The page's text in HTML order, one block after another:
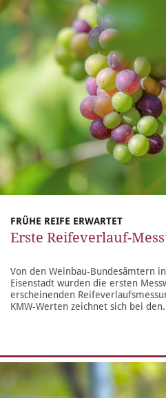
FRÜHE REIFE ERWARTET
Erste Reifeverlauf-
Von den Weinbau-Bundesämtern
Eisenstadt wurden die ersten
erscheinenden
KMW-Werten zeichnet sich bei